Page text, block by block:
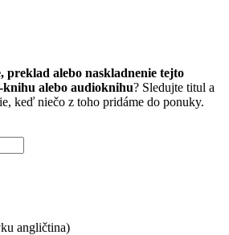
preklad alebo naskladnenie tejto
knihu alebo audioknihu? Sledujte titul a
keď niečo z toho pridáme do ponuky.
angličtina)